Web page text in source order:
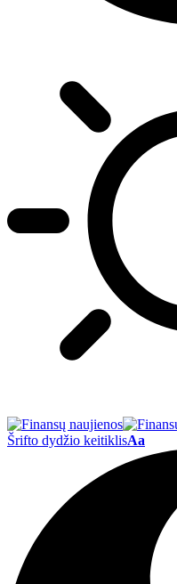
Šrifto dydžio keitiklisAa